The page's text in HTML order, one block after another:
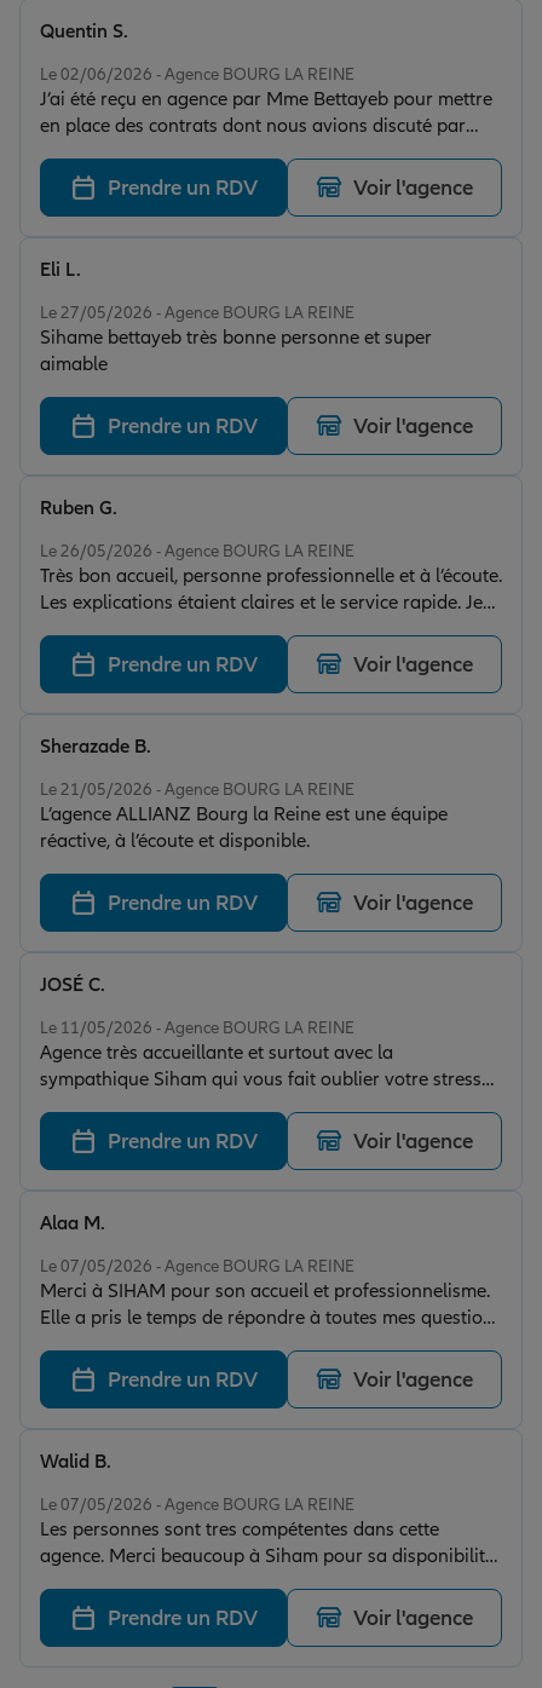
Le 02/06/2026 - Agence BOURG LA REINE
J’ai été reçu en agence par Mme Bettayeb pour mettre
en place des contrats dont nous avions discuté par
mail en amont. Elle a pris le temps pour répondre à
mes interrogations afin que tout soit parfaitement
clair. Super !
Quentin S.
Prendre un RDV Voir l'agence
Le 27/05/2026 - Agence BOURG LA REINE
Sihame bettayeb très bonne personne et super
aimable
Eli L.
Prendre un RDV Voir l'agence
Le 26/05/2026 - Agence BOURG LA REINE
Très bon accueil, personne professionnelle et à l’écoute.
Les explications étaient claires et le service rapide. Je
recommande cette agence.
Ruben G.
Prendre un RDV Voir l'agence
Le 21/05/2026 - Agence BOURG LA REINE
L’agence ALLIANZ Bourg la Reine est une équipe
réactive, à l’écoute et disponible.
Sherazade B.
Prendre un RDV Voir l'agence
Le 11/05/2026 - Agence BOURG LA REINE
Agence très accueillante et surtout avec la
sympathique Siham qui vous fait oublier votre stress
concernant les problématiques assurances de par son
rire contagieux ...
JOSÉ C.
Prendre un RDV Voir l'agence
Le 07/05/2026 - Agence BOURG LA REINE
Merci à SIHAM pour son accueil et professionnelisme.
Elle a pris le temps de répondre à toutes mes questions
et bien me conseiller.
Alaa M.
Prendre un RDV Voir l'agence
Le 07/05/2026 - Agence BOURG LA REINE
Les personnes sont tres compétentes dans cette
agence. Merci beaucoup à Siham pour sa disponibilité
et ses precieux conseils.
Walid B.
Prendre un RDV Voir l'agence